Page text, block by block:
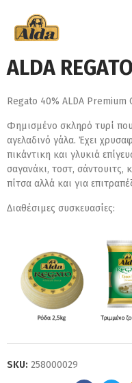
ALDA
Regato 40% ALDA Premium
Φημισμένο σκληρό τυρί
αγελαδινό γάλα. Έχει
πικάντικη και γλυκιά
σαγανάκι, τοστ, σάντουιτς,
πίτσα αλλά και για
Διαθέσιμες συσκευασίες:
SKU: 258000029